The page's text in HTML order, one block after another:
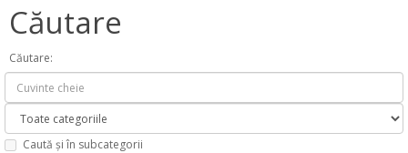
Căutare
Căutare:
Caută și în subcategorii